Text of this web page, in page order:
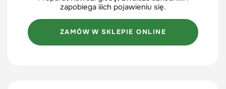
zapobiega iiich pojawieniu się.
ZAMÓW W SKLEPIE ONLINE